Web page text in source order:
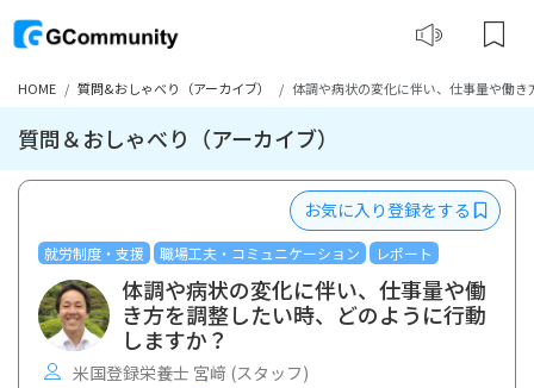
HOME 質問&おしゃべり（アーカイブ） 体調や病状の変化に伴い、仕事量や働
質問＆おしゃべり（アーカイブ）
就労制度・支援 職場工夫・コミュニケーション レポート
お気に入り登録をする
体調や病状の変化に伴い、仕事量や働
き方を調整したい時、どのように行動
しますか？
米国登録栄養士 宮﨑 (スタッフ)